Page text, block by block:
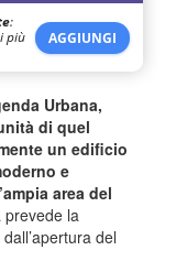
:
più
AGGIUNGI
Urbana,
di quel
un edificio
e
area del
prevede la
del